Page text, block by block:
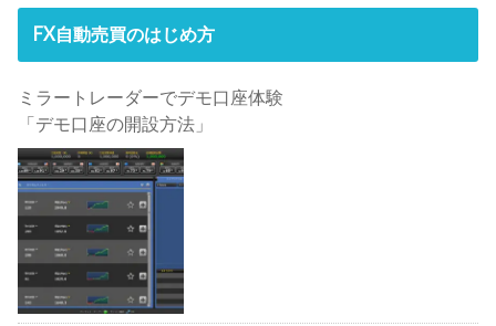
FX自動売買のはじめ方
ミラートレーダーでデモ口座体験
「デモ口座の開設方法」